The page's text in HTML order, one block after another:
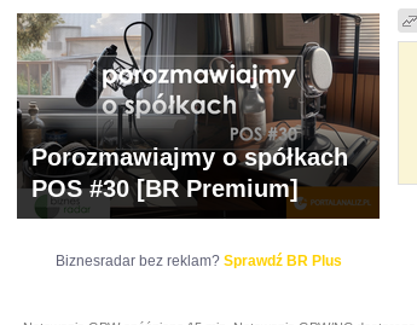
Porozmawiajmy o spółkach
POS #30 [BR Premium]
Biznesradar bez reklam? Sprawdź BR Plus